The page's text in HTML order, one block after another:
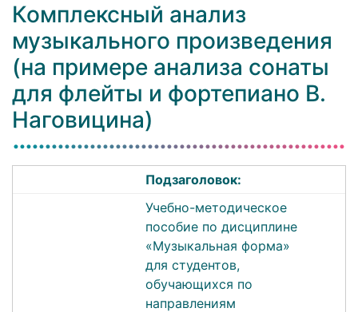
Комплексный анализ
музыкального произведения
(на примере анализа сонаты
для флейты и фортепиано В.
Наговицина)
Подзаголовок:
Учебно-методическое
пособие по дисциплине
«Музыкальная форма»
для студентов,
обучающихся по
направлениям